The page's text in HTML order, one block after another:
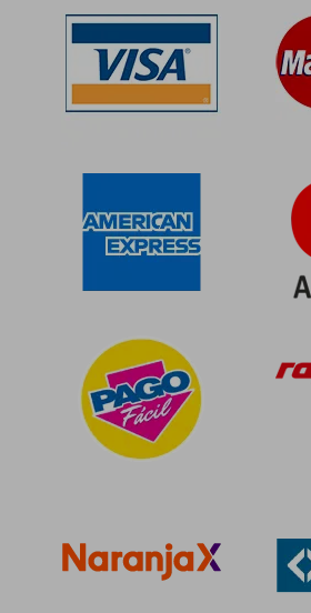
50%
dcto.
50%
dcto.
$ 86.122
$ 43.061